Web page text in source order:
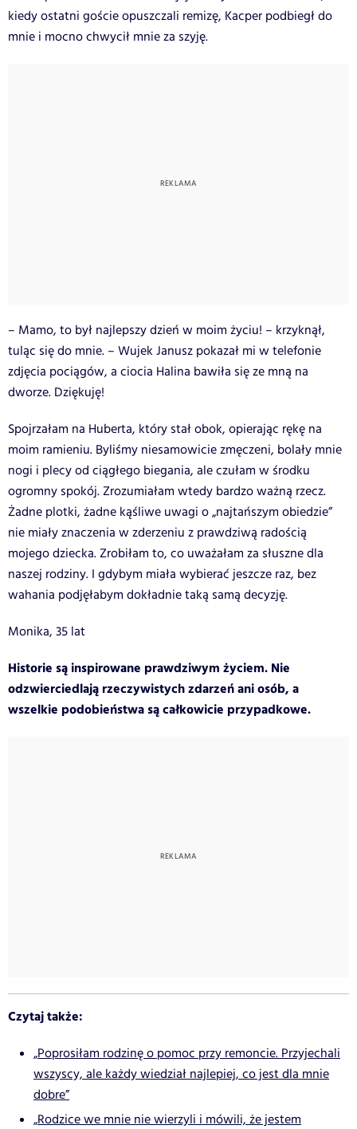
kiedy ostatni goście opuszczali remizę, Kacper podbiegł do
mnie i mocno chwycił mnie za szyję.
– Mamo, to był najlepszy dzień w moim życiu! – krzyknął,
tuląc się do mnie. – Wujek Janusz pokazał mi w telefonie
zdjęcia pociągów, a ciocia Halina bawiła się ze mną na
dworze. Dziękuję!
Spojrzałam na Huberta, który stał obok, opierając rękę na
moim ramieniu. Byliśmy niesamowicie zmęczeni, bolały mnie
nogi i plecy od ciągłego biegania, ale czułam w środku
ogromny spokój. Zrozumiałam wtedy bardzo ważną rzecz.
Żadne plotki, żadne kąśliwe uwagi o „najtańszym obiedzie”
nie miały znaczenia w zderzeniu z prawdziwą radością
mojego dziecka. Zrobiłam to, co uważałam za słuszne dla
naszej rodziny. I gdybym miała wybierać jeszcze raz, bez
wahania podjęłabym dokładnie taką samą decyzję.
Monika, 35 lat
Historie są inspirowane prawdziwym życiem. Nie
odzwierciedlają rzeczywistych zdarzeń ani osób, a
wszelkie podobieństwa są całkowicie przypadkowe.
Czytaj także:
„Poprosiłam rodzinę o pomoc przy remoncie. Przyjechali
wszyscy, ale każdy wiedział najlepiej, co jest dla mnie
dobre”
„Rodzice we mnie nie wierzyli i mówili, że jestem